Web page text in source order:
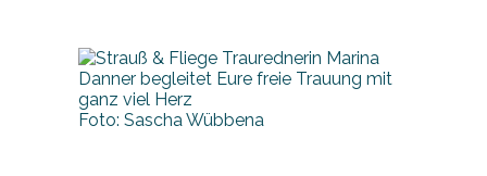
Foto: Sascha Wübbena